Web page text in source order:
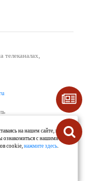
Вьюжанина 8(81738)
на нашем сайте, вы
ознакомиться с нашими
cookie,нажмите здесь.